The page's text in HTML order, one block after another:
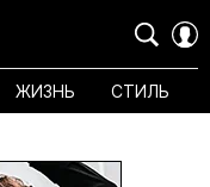
ЖИЗНЬ СТИЛЬ